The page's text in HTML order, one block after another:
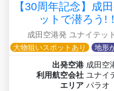
【30周年記念】成
ットで潜ろう!
成田空港発 ユナイテッ
大物狙いスポットあり
地形
出発空港 成田空
利用航空会社 ユナイ
エリア パラオ